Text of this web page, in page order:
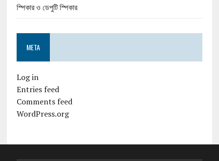
স্পিকার ও ডেপুটি স্পিকার
META
Log in
Entries feed
Comments feed
WordPress.org